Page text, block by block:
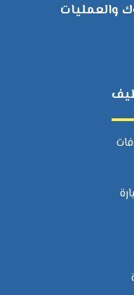
والعمليات